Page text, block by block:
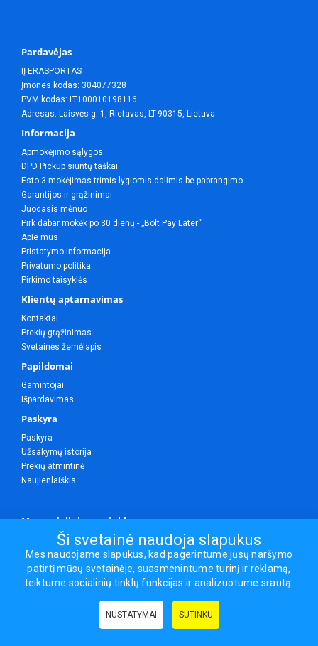
Pardavėjas
IĮ ERASPORTAS
Įmones kodas: 304077328
PVM kodas: LT100010198116
Adresas: Laisvės g. 1, Rietavas, LT-90315, Lietuva
Informacija
Apmokėjimo sąlygos
DPD Pickup siuntų taškai
Esto 3 mokėjimas trimis lygiomis dalimis be pabrangimo
Garantijos ir grąžinimai
Juodasis mėnuo
Pirk dabar mokėk po 30 dienų - „Bolt Pay Later“
Apie mus
Pristatymo informacija
Privatumo politika
Pirkimo taisyklės
Klientų aptarnavimas
Kontaktai
Prekių grąžinimas
Svetainės žemėlapis
Papildomai
Gamintojai
Išpardavimas
Paskyra
Paskyra
Užsakymų istorija
Prekių atmintinė
Naujienlaiškis
Mes socialiniuose tinkluose
Visos teisės saugomos.
Sporto ir laisvalaikio prekės, maisto papildai - erasportas.lt © 2026
Ši svetainė naudoja slapukus
Mes naudojame slapukus, kad pagerintume jūsų naršymo
patirtį mūsų svetainėje, suasmenintume turinį ir reklamą,
teiktume socialinių tinklų funkcijas ir analizuotume srautą.
NUSTATYMAI SUTINKU